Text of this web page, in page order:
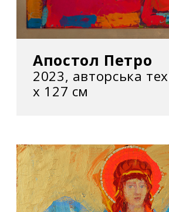
Апостол Петро
2023, авторська
х 127 см